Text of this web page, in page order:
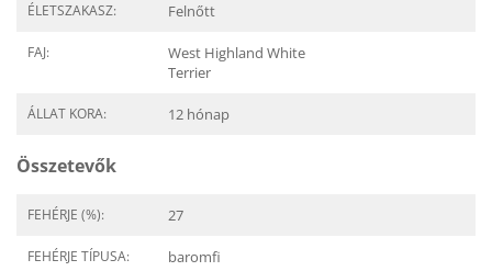
ÉLETSZAKASZ: Felnőtt
FAJ:
West Highland White
Terrier
ÁLLAT KORA: 12 hónap
Összetevők
FEHÉRJE (%): 27
FEHÉRJE TÍPUSA: baromfi